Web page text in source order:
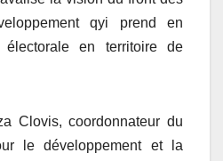
qyi prend en
en territoire de
Clovis, coordonnateur du
le développement et la